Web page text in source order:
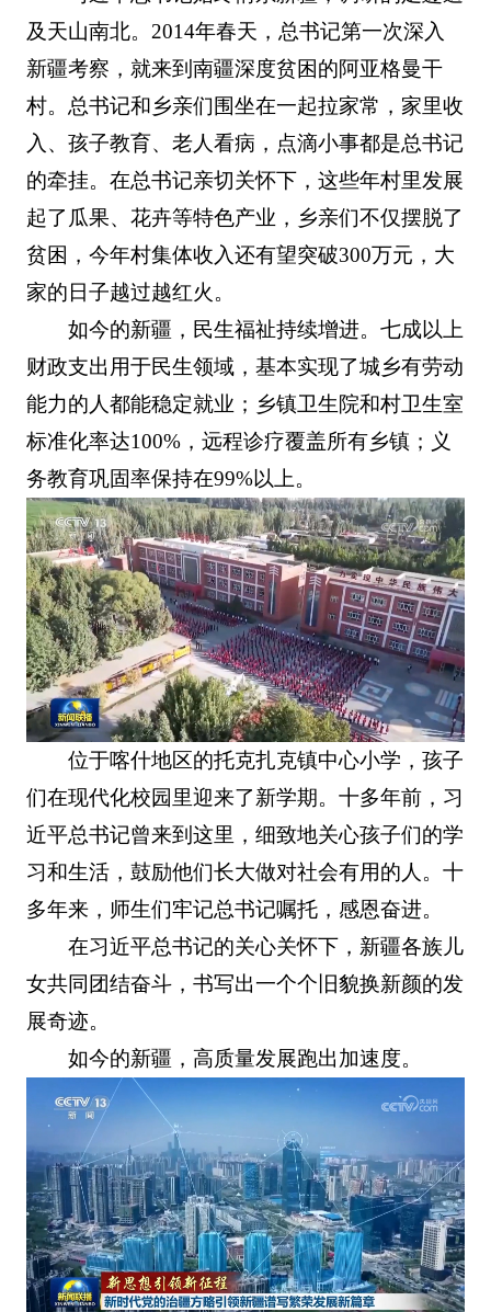
及天山南北。2014年春天，总书记第一次深入
新疆考察，就来到南疆深度贫困的阿亚格曼干
村。总书记和乡亲们围坐在一起拉家常，家里收
入、孩子教育、老人看病，点滴小事都是总书记
的牵挂。在总书记亲切关怀下，这些年村里发展
起了瓜果、花卉等特色产业，乡亲们不仅摆脱了
贫困，今年村集体收入还有望突破300万元，大
家的日子越过越红火。
如今的新疆，民生福祉持续增进。七成以上
财政支出用于民生领域，基本实现了城乡有劳动
能力的人都能稳定就业；乡镇卫生院和村卫生室
标准化率达100%，远程诊疗覆盖所有乡镇；义
务教育巩固率保持在99%以上。
位于喀什地区的托克扎克镇中心小学，孩子
们在现代化校园里迎来了新学期。十多年前，习
近平总书记曾来到这里，细致地关心孩子们的学
习和生活，鼓励他们长大做对社会有用的人。十
多年来，师生们牢记总书记嘱托，感恩奋进。
在习近平总书记的关心关怀下，新疆各族儿
女共同团结奋斗，书写出一个个旧貌换新颜的发
展奇迹。
如今的新疆，高质量发展跑出加速度。